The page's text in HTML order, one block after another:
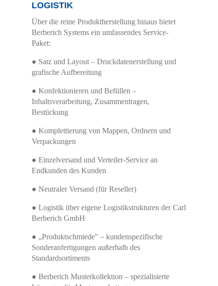
LOGISTIK
Über die reine Produktherstellung hinaus bietet
Berberich Systems ein umfassendes Service-
Paket:
● Satz und Layout – Druckdatenerstellung und
grafische Aufbereitung
● Konfektionieren und Befüllen –
Inhaltsverarbeitung, Zusammentragen,
Bestückung
● Komplettierung von Mappen, Ordnern und
Verpackungen
● Einzelversand und Verteiler-Service an
Endkunden des Kunden
● Neutraler Versand (für Reseller)
● Logistik über eigene Logistikstrukturen der Carl
Berberich GmbH
● „Produktschmiede" – kundenspezifische
Sonderanfertigungen außerhalb des
Standardsortiments
● Berberich Musterkollektion – spezialisierte